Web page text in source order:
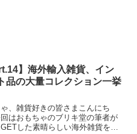
】海外輸入雑貨、イン
品の大量コレクション一挙
、雑貨好きの皆さまこんにち
はおもちゃのブリキ堂の筆者が
した素晴らしい海外雑貨を一